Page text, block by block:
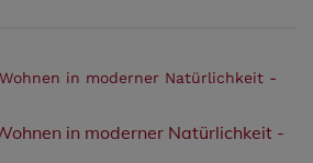
in moderner Natürlichkeit -